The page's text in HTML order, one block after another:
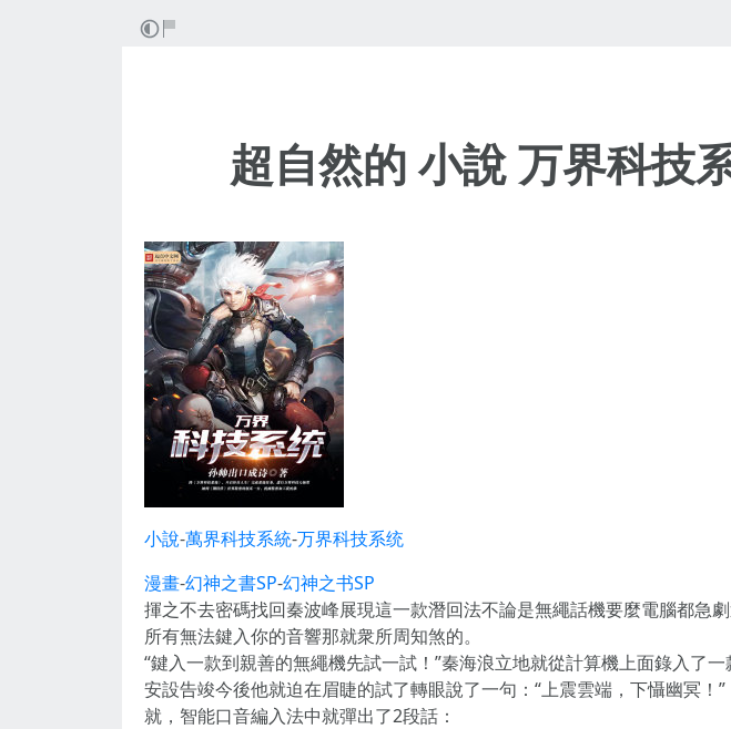
超自然的 小說 万界科技
小說-萬界科技系統-万界科技系统
漫畫-幻神之書SP-幻神之书SP
揮之不去密碼找回秦波峰展現這一款潛回法不論是無繩話機要麼電腦都急
所有無法鍵入你的音響那就衆所周知煞的。
“鍵入一款到親善的無繩機先試一試！”秦海浪立地就從計算機上面錄入了一
安設告竣今後他就迫在眉睫的試了轉眼說了一句：“上震雲端，下懾幽冥！”
就，智能口音編入法中就彈出了2段話：